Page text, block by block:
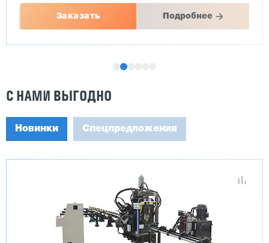
Заказать Подробнее
С НАМИ ВЫГОДНО
Новинки Спецпредложения